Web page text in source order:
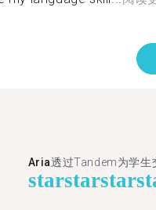
Aria透过Tandem为学生
starstarstar